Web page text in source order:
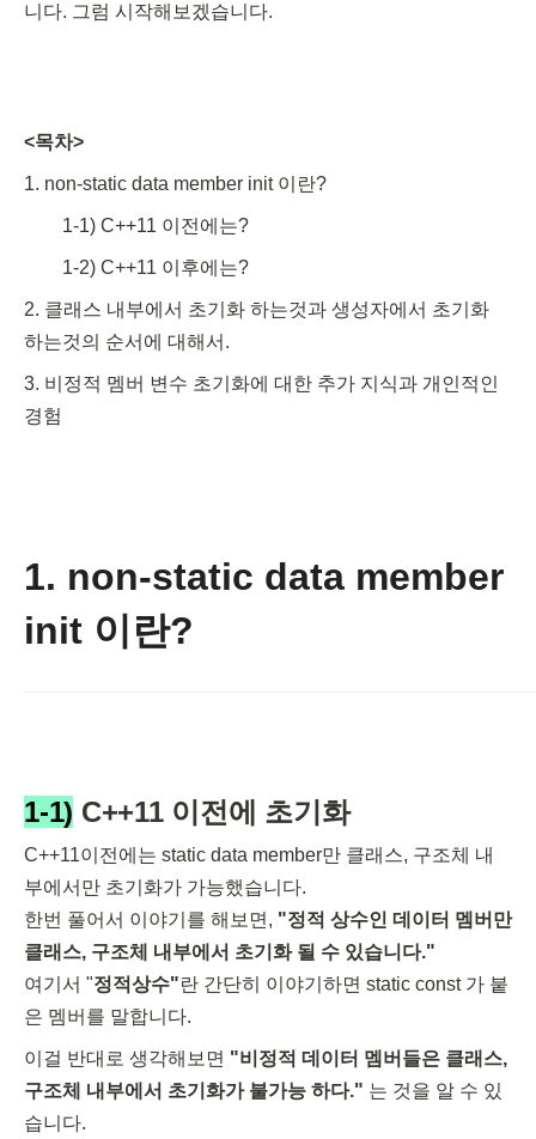
니다. 그럼 시작해보겠습니다.
<목차>
1. non-static data member init 이란?
1-1) C++11 이전에는?
1-2) C++11 이후에는?
2. 클래스 내부에서 초기화 하는것과 생성자에서 초기화
하는것의 순서에 대해서.
3. 비정적 멤버 변수 초기화에 대한 추가 지식과 개인적인
경험
1. non-static data member
init 이란?
1-1) C++11 이전에 초기화
C++11이전에는 static data member만 클래스, 구조체 내
부에서만 초기화가 가능했습니다.
한번 풀어서 이야기를 해보면, "정적 상수인 데이터 멤버만
여기서 "정적상수"란 간단히 이야기하면 static const 가 붙
은 멤버를 말합니다.
이걸 반대로 생각해보면 "비정적 데이터 멤버들은 클래스,
구조체 내부에서 초기화가 불가능 하다." 는 것을 알 수 있
습니다.